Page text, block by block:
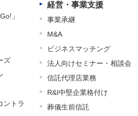
」
ズ
ントラ
経営・事業支援
事業承継
M&A
ビジネスマッチング
法人向けセミナー・相談会
信託代理店業務
R&I中堅企業格付け
葬儀生前信託